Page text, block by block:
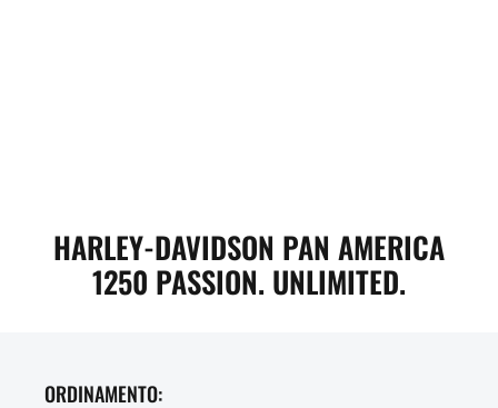
HARLEY-DAVIDSON PAN AMERICA
1250 PASSION. UNLIMITED.
ORDINAMENTO: